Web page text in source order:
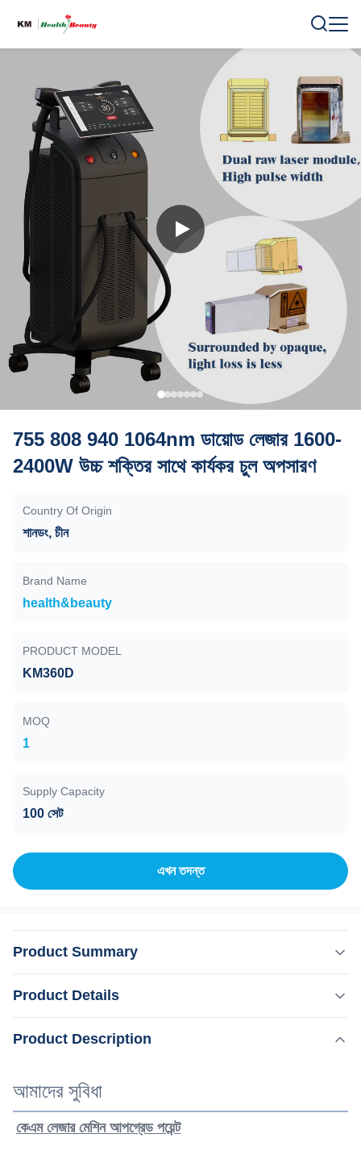
755 808 940 1064nm ডায়োড লেজার 1600-
2400W উচ্চ শক্তির সাথে কার্যকর চুল অপসারণ
Country Of Origin
শানডং, চীন
Brand Name
health&beauty
PRODUCT MODEL
KM360D
MOQ
1
Supply Capacity
100 সেট
এখন তদন্ত
Product Summary
বিশ্লেষকযা চুলের ফোলিকুলে পরিবর্তন দেখতে পারে৫)এনএফসি আনলক সমর্থন
Product Details
বিশেষভাবে তুলে ধরা: ১০৬৪ এনএম ডায়োড লেজার চুল অপসারণ
না.
Product Description
আমাদের সুবিধা
কেএম লেজার মেশিন আপগ্রেড পয়েন্ট